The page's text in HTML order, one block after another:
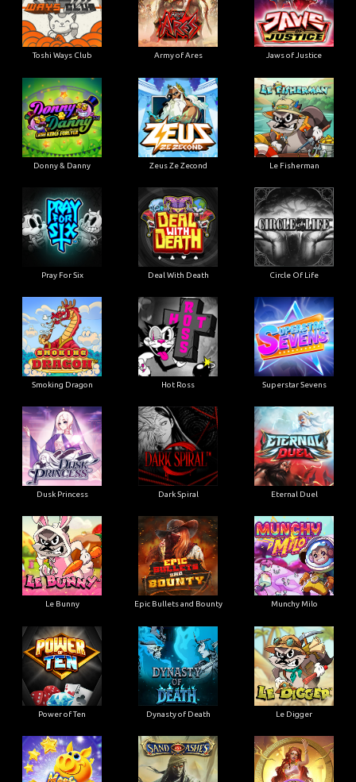
Toshi Ways Club Army of Ares Jaws of Justice
Donny & Danny Zeus Ze Zecond Le Fisherman
Pray For Six Deal With Death Circle Of Life
Smoking Dragon Hot Ross Superstar Sevens
Dusk Princess Dark Spiral Eternal Duel
Le Bunny Epic Bullets and Bounty Munchy Milo
Power of Ten Dynasty of Death Le Digger